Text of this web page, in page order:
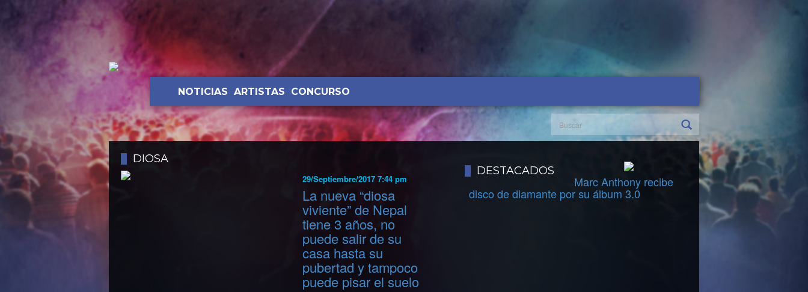
NOTICIAS ARTISTAS CONCURSO
DIOSA
29/Septiembre/2017 7:44 pm
La nueva “diosa
viviente” de Nepal
tiene 3 años, no
puede salir de su
casa hasta su
pubertad y tampoco
puede pisar el suelo
DESTACADOS
Marc Anthony recibe
disco de diamante por su álbum 3.0